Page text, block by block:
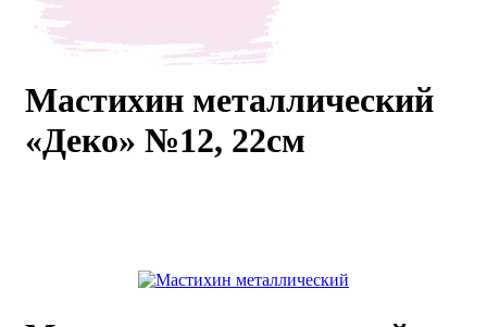
О нас
Мастер-
Мастихин металлический
«Деко» №12, 22см